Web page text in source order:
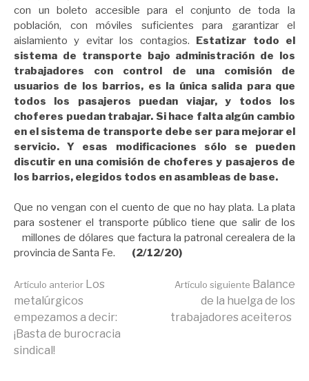
con un boleto accesible para el conjunto de toda la
población, con móviles suficientes para garantizar el
aislamiento y evitar los contagios. Estatizar todo el
sistema de transporte bajo administración de los
trabajadores con control de una comisión de
usuarios de los barrios, es la única salida para que
todos los pasajeros puedan viajar, y todos los
choferes puedan trabajar. Si hace falta algún cambio
en el sistema de transporte debe ser para mejorar el
servicio. Y esas modificaciones sólo se pueden
discutir en una comisión de choferes y pasajeros de
los barrios, elegidos todos en asambleas de base.
Que no vengan con el cuento de que no hay plata. La plata
para sostener el transporte público tiene que salir de los
millones de dólares que factura la patronal cerealera de la
provincia de Santa Fe. (2/12/20)
Seguir
leyendo
Artículo anterior Los
metalúrgicos
empezamos a decir:
¡Basta de burocracia
sindical!
Artículo siguiente Balance
de la huelga de los
trabajadores aceiteros